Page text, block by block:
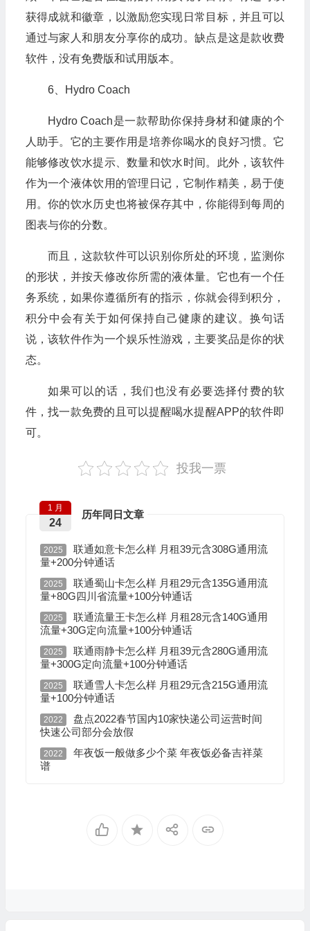
获得成就和徽章，以激励您实现日常目标，并且可以
通过与家人和朋友分享你的成功。缺点是这是款收费
软件，没有免费版和试用版本。
6、Hydro Coach
Hydro Coach是一款帮助你保持身材和健康的个
人助手。它的主要作用是培养你喝水的良好习惯。它
能够修改饮水提示、数量和饮水时间。此外，该软件
作为一个液体饮用的管理日记，它制作精美，易于使
用。你的饮水历史也将被保存其中，你能得到每周的
图表与你的分数。
而且，这款软件可以识别你所处的环境，监测你
的形状，并按天修改你所需的液体量。它也有一个任
务系统，如果你遵循所有的指示，你就会得到积分，
积分中会有关于如何保持自己健康的建议。换句话
说，该软件作为一个娱乐性游戏，主要奖品是你的状
态。
如果可以的话，我们也没有必要选择付费的软
件，找一款免费的且可以提醒喝水提醒APP的软件即
可。
投我一票
历年同日文章
1 月
24
2025
联通如意卡怎么样 月租39元含308G通用流
量+200分钟通话
2025
联通蜀山卡怎么样 月租29元含135G通用流
量+80G四川省流量+100分钟通话
2025
联通流量王卡怎么样 月租28元含140G通用
流量+30G定向流量+100分钟通话
2025
联通雨静卡怎么样 月租39元含280G通用流
量+300G定向流量+100分钟通话
2025
联通雪人卡怎么样 月租29元含215G通用流
量+100分钟通话
2022
盘点2022春节国内10家快递公司运营时间
快速公司部分会放假
2022
年夜饭一般做多少个菜 年夜饭必备吉祥菜
谱